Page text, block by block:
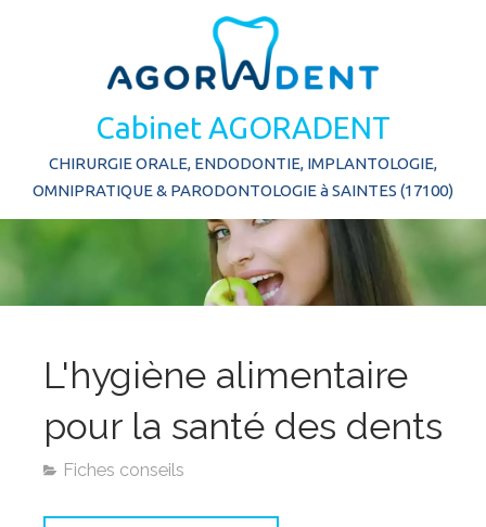
Cabinet AGORADENT
CHIRURGIE ORALE, ENDODONTIE, IMPLANTOLOGIE,
OMNIPRATIQUE & PARODONTOLOGIE à SAINTES (17100)
L'hygiène alimentaire
pour la santé des dents
Fiches conseils